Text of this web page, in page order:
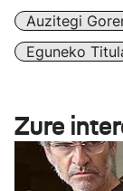
Auzitegi
Eguneko
Zure